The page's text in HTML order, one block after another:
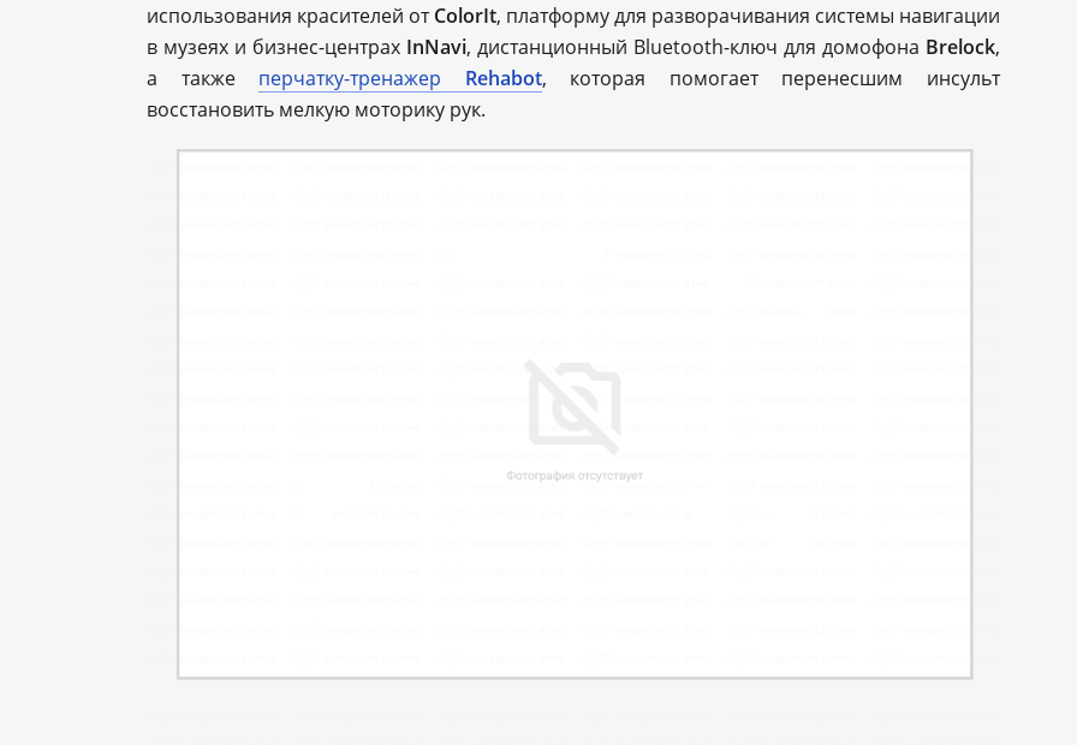
использования красителей отColorIt, платформу для разворачивания системы навигации
в музеях и бизнес-центрах InNavi, дистанционный Bluetooth-ключ для домофона Brelock,
а также перчатку-тренажер Rehabot, которая помогает перенесшим инсульт
восстановить мелкую моторику рук.